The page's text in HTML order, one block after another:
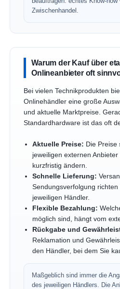
Zwischenhandel.
Warum der Kauf über
Onlineanbieter oft
Bei vielen Technikprodukten
Onlinehändler eine große
und aktuelle Marktpreise.
Standardhardware ist das oft
Aktuelle Preise: Die Preise
jeweiligen externen
kurzfristig ändern.
Schnelle Lieferung:
Sendungsverfolgung richten
jeweiligen Händler.
Flexible Bezahlung:
möglich sind, hängt vom
Rückgabe und
Reklamation und
den Händler, bei dem Sie
Maßgeblich sind immer die
des jeweiligen Händlers. Die